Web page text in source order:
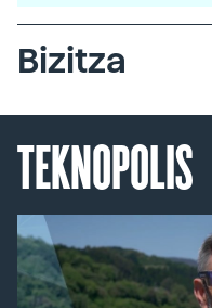
Bizitza
TEKNOPOLIS